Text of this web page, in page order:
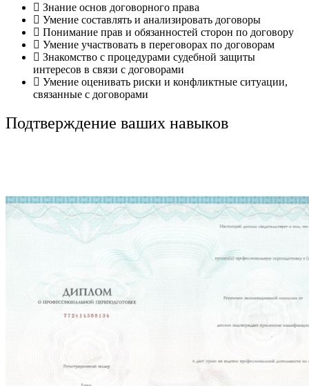
Знание основ договорного права
Умение составлять и анализировать договоры
Понимание прав и обязанностей сторон по договору
Умение участвовать в переговорах по договорам
Знакомство с процедурами судебной защиты
интересов в связи с договорами
Умение оценивать риски и конфликтные ситуации,
связанные с договорами
Подтверждение ваших навыков